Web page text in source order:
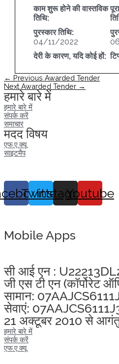
काम शुरू होने की वास्तविक
तिथि:
पुरस्कार तिथि:
04/11/2022
देरी के कारण, यदि कोई हों:
पोस्ट
नेविगेशन
← Previous Awarded Tender
Next Awarded Tender →
हमारे बारे में
हमारे बारे में
संपर्क करें
समाचार
मदद विषय
एफ.ए.क्यू
साइटमैप
Twitter
Instagram
Youtube
Mobile Apps
सी आई एन :
जी एस टी एन (कॉर्पोरेट
सामान:
सेवाएं:
21 अक्टूबर 2010 से
हमारे बारे में
संपर्क करें
एफ.ए.क्यू